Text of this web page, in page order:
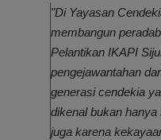
"Di Yayasan
membangun
Pelantikan IKAPI
pengejawantahan
generasi cendekia
dikenal bukan
juga karena